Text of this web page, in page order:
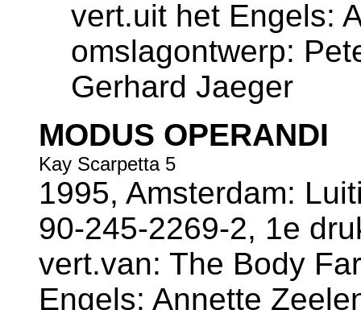
vert.uit het Engels:
omslagontwerp:
Gerhard Jaeger
MODUS OPERANDI
Kay Scarpetta 5
1995, Amsterdam:
90-245-2269-2, 1e
vert.van: The Body
Engels: Annette